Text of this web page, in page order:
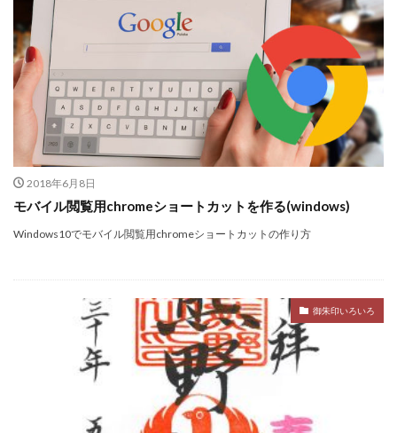
2018年6月8日
モバイル閲覧用chromeショートカットを作る(windows)
Windows10でモバイル閲覧用chromeショートカットの作り方
御朱印いろいろ